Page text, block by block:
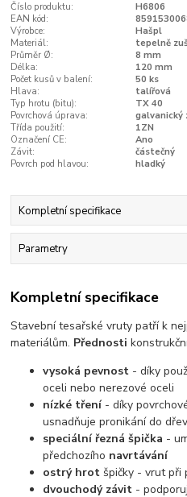
Číslo produktu:
H6806
EAN kód:
Výrobce:
Hašpl
Materiál:
tepelně
Průměr Ø:
8 mm
Délka:
120 mm
Počet kusů v balení:
50 ks
Hlava:
talířová
Typ hrotu (bitu):
TX 40
Povrchová úprava:
galvanický
Třída použití:
1ZN
Označení CE:
Ano
Závit:
částečný
Povrch pod hlavou:
hladký
Kompletní specifikace
Parametry
Kompletní specifikace
Stavební tesařské vruty patří k
materiálům. Přednosti
vysoká pevnost - díky
oceli nebo nerezové oceli
nízké tření- díky
usnadňuje pronikání do
speciální řezná špička -
předchozího navrtávání
ostrý hrot špičky - vrut při
dvouchodý závit -